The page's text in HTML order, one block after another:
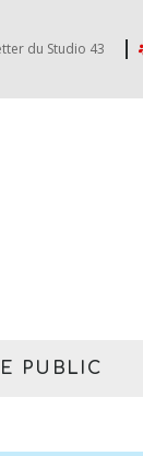
du Studio 43
PUBLIC